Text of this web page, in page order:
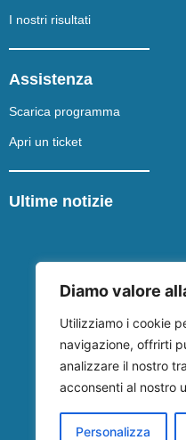
Diamo valore
Utilizziamo i cookie
navigazione, offrirti
analizzare il nostro
acconsenti al nostro
Personalizza
I nostri risultati
Assistenza
Scarica programma
Apri un ticket
Ultime notizie